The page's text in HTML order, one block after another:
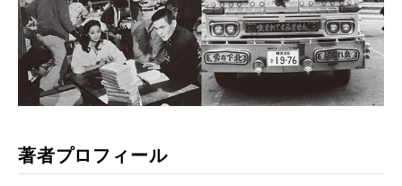
著者プロフィール